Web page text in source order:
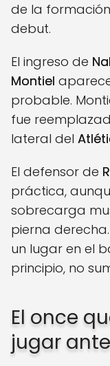
de la
debut.
El ingreso de
Montiel
probable.
fue
lateral del
El defensor de
práctica,
sobrecarga
pierna
un lugar en el
principio, no
El once
jugar